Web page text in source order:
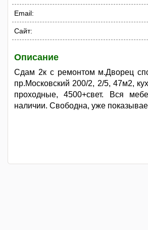
Email:
Сайт:
Описание
Сдам 2к с ремонтом м.Дворец
пр.Московский 200/2, 2/5, 47м2,
проходные, 4500+свет. Вся
наличии. Свободна, уже